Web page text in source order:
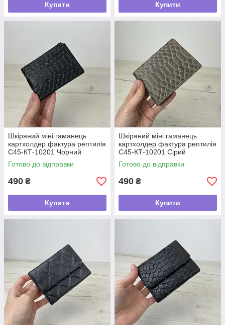
Купити Купити
Шкіряний міні гаманець
картхолдер фактура рептилія
С45-КТ-10201 Чорний
Готово до відправки
490 ₴
Купити
Шкіряний міні гаманець
картхолдер фактура рептилія
С45-КТ-10201 Сірий
Готово до відправки
490 ₴
Купити